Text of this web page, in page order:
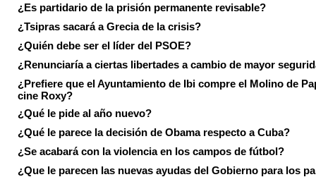
¿Es partidario de la prisión permanente revisable?
¿Tsipras sacará a Grecia de la crisis?
¿Quién debe ser el líder del PSOE?
¿Renunciaría a ciertas libertades a cambio de mayor
¿Prefiere que el Ayuntamiento de Ibi compre el Molino de
cine Roxy?
¿Qué le pide al año nuevo?
¿Qué le parece la decisión de Obama respecto a Cuba?
¿Se acabará con la violencia en los campos de fútbol?
¿Que le parecen las nuevas ayudas del Gobierno para los